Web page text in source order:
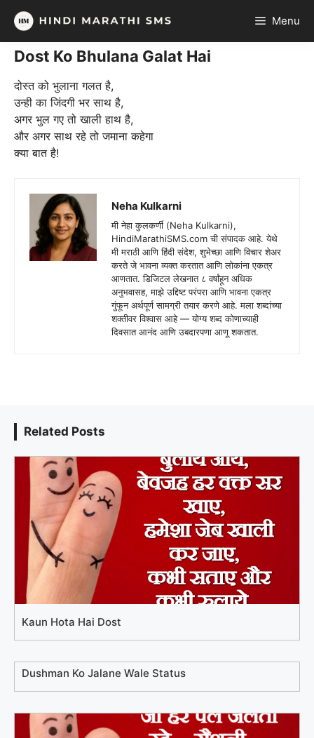
Skip
content
Menu
Dost Ko Bhulana Galat Hai
दोस्त को भुलाना गलत है,
उन्ही का जिंदगी भर साथ है,
अगर भुल गए तो खाली हाथ है,
और अगर साथ रहे तो जमाना कहेगा
क्या बात है!
Neha Kulkarni
मी नेहा कुलकर्णी (Neha Kulkarni),
HindiMarathiSMS.com ची संपादक आहे. येथे
मी मराठी आणि हिंदी संदेश, शुभेच्छा आणि विचार शेअर
करते जे भावना व्यक्त करतात आणि लोकांना एकत्र
आणतात. डिजिटल लेखनात ८ वर्षांहून अधिक
अनुभवासह, माझे उद्दिष्ट परंपरा आणि भावना एकत्र
गुंफून अर्थपूर्ण सामग्री तयार करणे आहे. मला शब्दांच्या
शक्तीवर विश्वास आहे — योग्य शब्द कोणाच्याही
दिवसात आनंद आणि उबदारपणा आणू शकतात.
Related Posts
Kaun Hota Hai Dost
Dushman Ko Jalane Wale Status